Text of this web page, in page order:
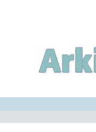
contenido